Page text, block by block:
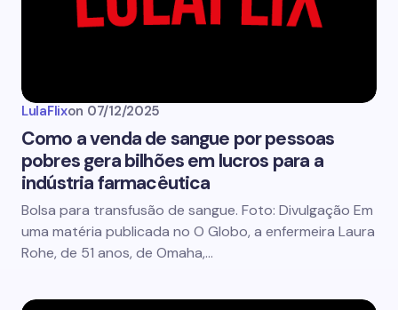
LulaFlixon 07/12/2025
Como a venda de sangue por pessoas
pobres gera bilhões em lucros para a
indústria farmacêutica
Bolsa para transfusão de sangue. Foto: Divulgação Em
uma matéria publicada no O Globo, a enfermeira Laura
Rohe, de 51 anos, de Omaha,…